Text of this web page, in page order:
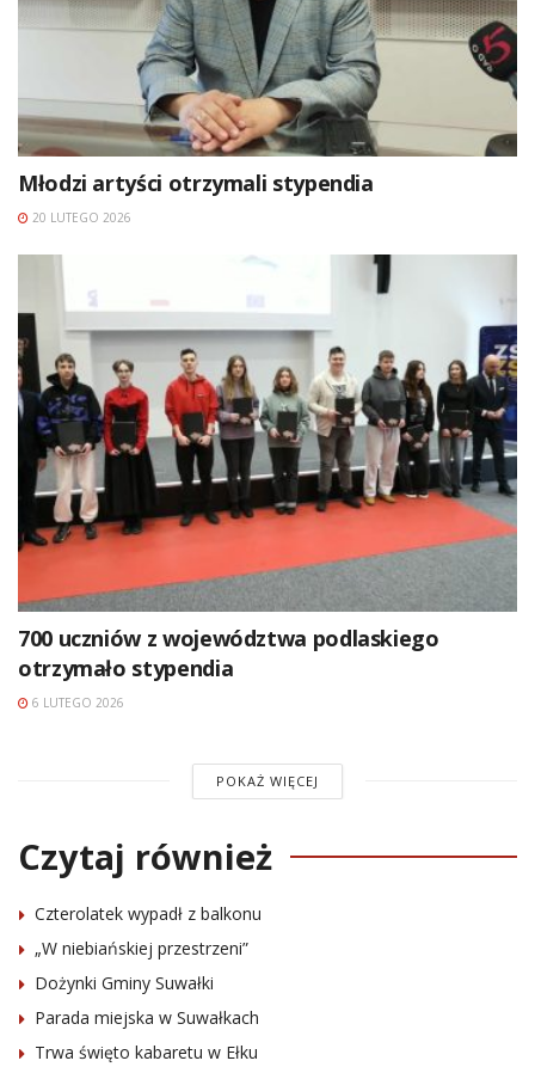
Młodzi artyści otrzymali stypendia
20 LUTEGO 2026
700 uczniów z województwa podlaskiego
otrzymało stypendia
6 LUTEGO 2026
POKAŻ WIĘCEJ
Czytaj również
Czterolatek wypadł z balkonu
„W niebiańskiej przestrzeni”
Dożynki Gminy Suwałki
Parada miejska w Suwałkach
Trwa święto kabaretu w Ełku